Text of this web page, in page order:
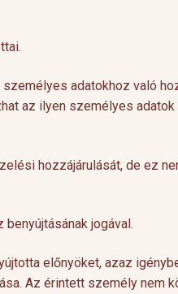
adatokhoz való
az ilyen személyes
hozzájárulását, de ez
jogával.
előnyöket, azaz
Az érintett személy nem